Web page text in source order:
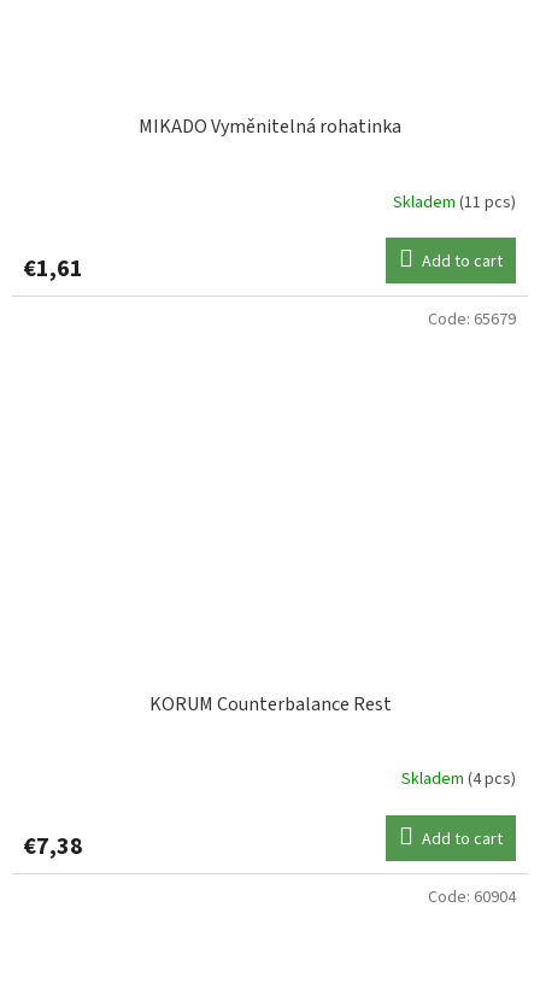
MIKADO Vyměnitelná rohatinka
Skladem (11 pcs)
€1,61 Add to cart
KORUM Counterbalance Rest
Skladem (4 pcs)
€7,38 Add to cart
Code: 65679
Code: 60904